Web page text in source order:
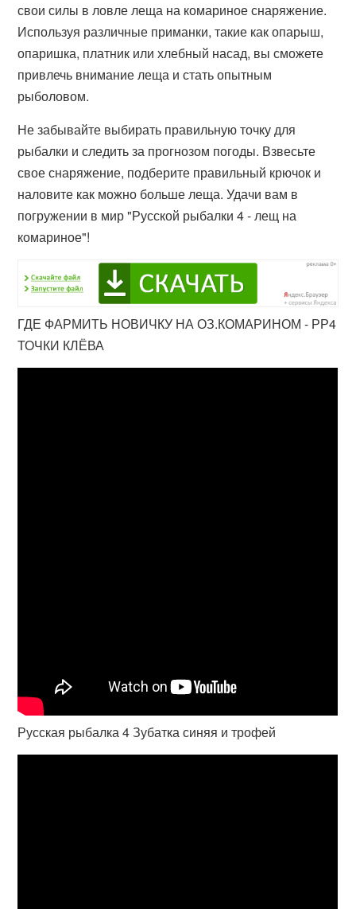
свои силы в ловле леща на комариное снаряжение.
Используя различные приманки, такие как опарыш,
опаришка, платник или хлебный насад, вы сможете
привлечь внимание леща и стать опытным
рыболовом.
Не забывайте выбирать правильную точку для
рыбалки и следить за прогнозом погоды. Взвесьте
свое снаряжение, подберите правильный крючок и
наловите как можно больше леща. Удачи вам в
погружении в мир "Русской рыбалки 4 - лещ на
комариное"!
ГДЕ ФАРМИТЬ НОВИЧКУ НА ОЗ.КОМАРИНОМ - РР4
ТОЧКИ КЛЁВА
Русская рыбалка 4 Зубатка синяя и трофей